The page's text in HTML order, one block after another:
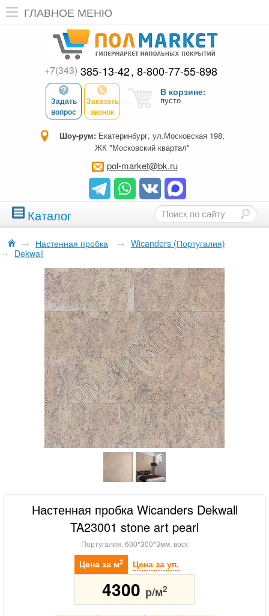
ГЛАВНОЕ МЕНЮ
+7(343) 385-13-42 8-800-77-55-898
Задать
вопрос
Заказать
звонок
В корзине:
пусто
Шоу-рум: Екатеринбург, ул.Московская 198,
ЖК "Московский квартал"
pol-market@bk.ru
Каталог
→ Настенная пробка → Wicanders (Португалия)
→ Dekwall
Настенная пробка Wicanders Dekwall
TA23001 stone art pearl
Португалия, 600*300*3мм, воск
Цена за м2 Цена за уп.
4300 р/м2